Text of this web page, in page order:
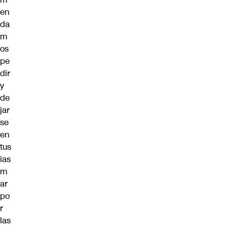
en
da
m
os
pe
dir
y
de
jar
se
en
tus
ias
m
ar
po
r
las